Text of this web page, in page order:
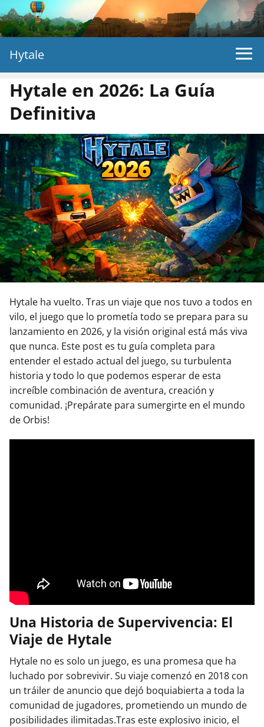
Hytale
Hytale en 2026: La Guía
Definitiva
Hytale ha vuelto. Tras un viaje que nos tuvo a todos en
vilo, el juego que lo prometía todo se prepara para su
lanzamiento en 2026, y la visión original está más viva
que nunca. Este post es tu guía completa para
entender el estado actual del juego, su turbulenta
historia y todo lo que podemos esperar de esta
increíble combinación de aventura, creación y
comunidad. ¡Prepárate para sumergirte en el mundo
de Orbis!
Una Historia de Supervivencia: El
Viaje de Hytale
Hytale no es solo un juego, es una promesa que ha
luchado por sobrevivir. Su viaje comenzó en 2018 con
un tráiler de anuncio que dejó boquiabierta a toda la
comunidad de jugadores, prometiendo un mundo de
posibilidades ilimitadas.Tras este explosivo inicio, el